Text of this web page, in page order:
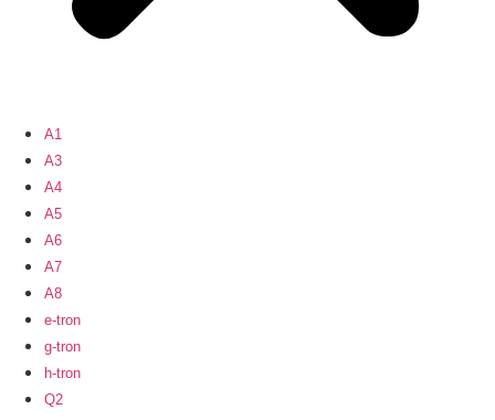
A1
A3
A4
A5
A6
A7
A8
e-tron
g-tron
h-tron
Q2